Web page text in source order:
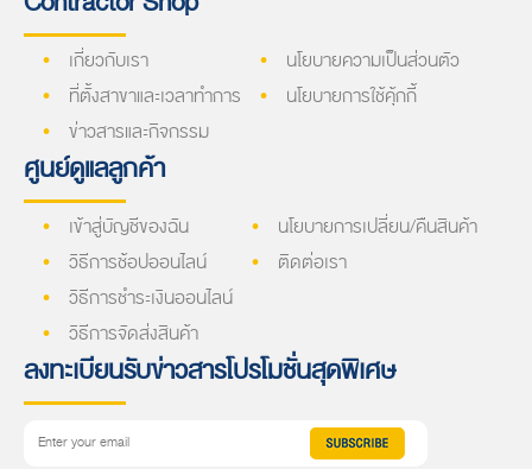
เกี่ยวกับเรา
ที่ตั้งสาขาและเวลาทำการ
ข่าวสารและกิจกรรม
นโยบายความเป็นส่วนตัว
นโยบายการใช้คุ้กกี้
ศูนย์ดูแลลูกค้า
เข้าสู่บัญชีของฉัน
วิธีการช้อปออนไลน์
วิธีการชำระเงินออนไลน์
วิธีการจัดส่งสินค้า
นโยบายการเปลี่ยน/คืนสินค้า
ติดต่อเรา
ลงทะเบียนรับข่าวสารโปรโมชั่นสุดพิเศษ